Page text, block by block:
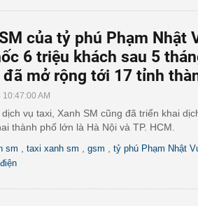
của tỷ phú Phạm Nhật
6 triệu khách sau 5
mở rộng tới 17 tỉnh
AM
dịch vụ taxi, Xanh SM cũng đã triển khai
thành phố lớn là Hà Nội và TP. HCM.
sm taxi xanh sm gsm tỷ phú Phạm Nhật